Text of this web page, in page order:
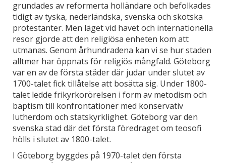
grundades av reformerta holländare och befolkades
tidigt av tyska, nederländska, svenska och skotska
protestanter. Men läget vid havet och internationella
resor gjorde att den religiösa enheten kom att
utmanas. Genom århundradena kan vi se hur staden
alltmer har öppnats för religiös mångfald. Göteborg
var en av de första städer där judar under slutet av
1700-talet fick tillåtelse att bosätta sig. Under 1800-
talet ledde frikyrkorörelsen i form av metodism och
baptism till konfrontationer med konservativ
lutherdom och statskyrklighet. Göteborg var den
svenska stad där det första föredraget om teosofi
hölls i slutet av 1800-talet.
I Göteborg byggdes på 1970-talet den första